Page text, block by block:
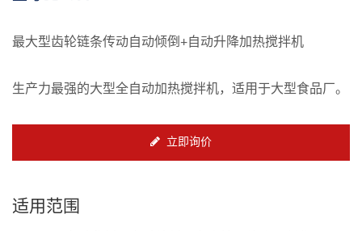
最大型齿轮链条传动自动倾倒+自动升降加热搅拌机
生产力最强的大型全自动加热搅拌机，适用于大型食品厂。
立即询价
适用范围